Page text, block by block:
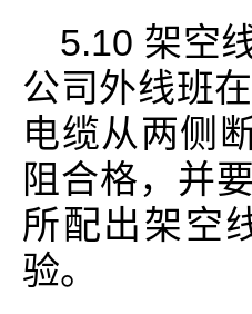
5.10 架空
公司外线班
电缆从两侧
阻合格，并
所配出架空
验。